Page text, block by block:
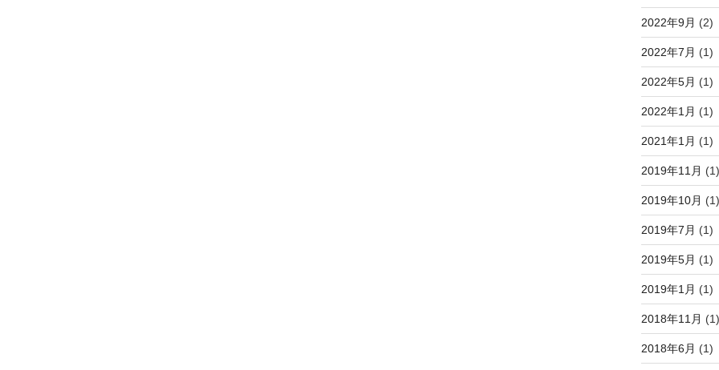
2022年9月 (2)
2022年7月 (1)
2022年5月 (1)
2022年1月 (1)
2021年1月 (1)
2019年11月 (1)
2019年10月 (1)
2019年7月 (1)
2019年5月 (1)
2019年1月 (1)
2018年11月 (1)
2018年6月 (1)